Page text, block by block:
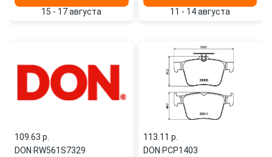
15 - 17 августа 11 - 14 августа
109.63 p.
DON·RW561S7329
113.11 p.
DON·PCP1403